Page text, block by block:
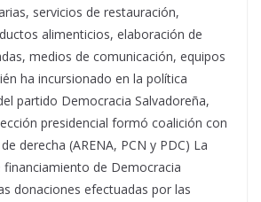
servicios de restauración,
alimenticios, elaboración de
medios de comunicación, equipos
ha incursionado en la política
partido Democracia Salvadoreña,
presidencial formó coalición con
derecha (ARENA, PCN y PDC) La
de Democracia
donaciones efectuadas por las